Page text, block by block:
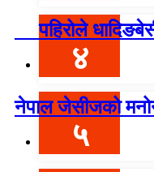
पहिरोले
४
नेपाल जेसीजको
५